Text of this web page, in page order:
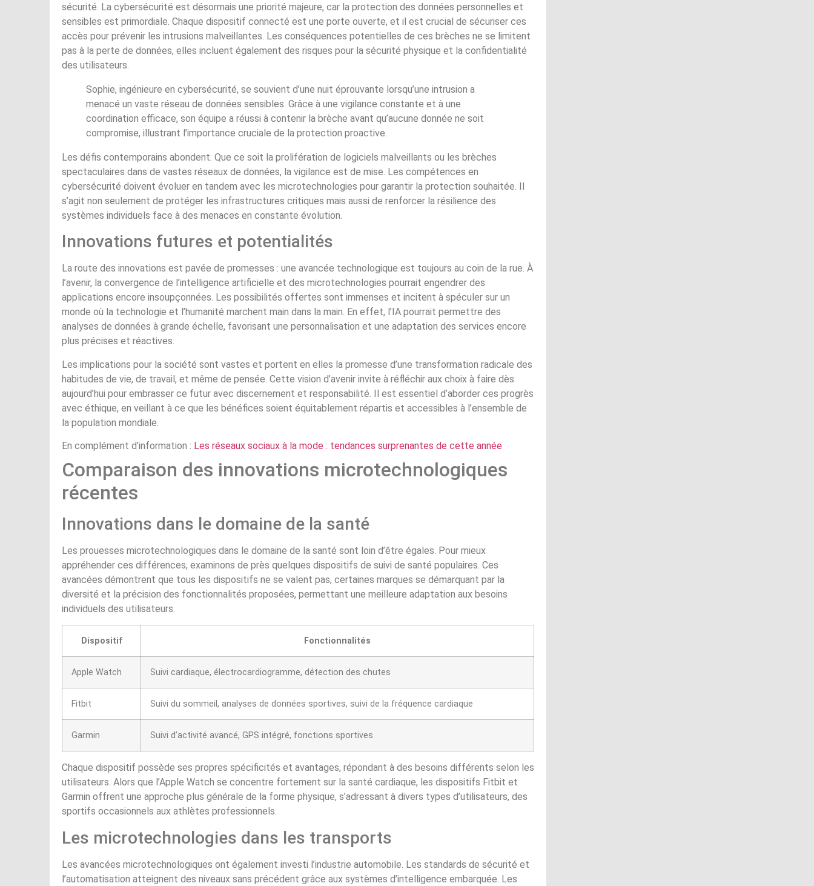
sécurité. La cybersécurité est désormais une priorité majeure, car la protection des données personnelles et
sensibles est primordiale. Chaque dispositif connecté est une porte ouverte, et il est crucial de sécuriser ces
accès pour prévenir les intrusions malveillantes. Les conséquences potentielles de ces brèches ne se limitent
pas à la perte de données, elles incluent également des risques pour la sécurité physique et la confidentialité
des utilisateurs.
Sophie, ingénieure en cybersécurité, se souvient d’une nuit éprouvante lorsqu’une intrusion a
menacé un vaste réseau de données sensibles. Grâce à une vigilance constante et à une
coordination efficace, son équipe a réussi à contenir la brèche avant qu’aucune donnée ne soit
compromise, illustrant l’importance cruciale de la protection proactive.
Les défis contemporains abondent. Que ce soit la prolifération de logiciels malveillants ou les brèches
spectaculaires dans de vastes réseaux de données, la vigilance est de mise. Les compétences en
cybersécurité doivent évoluer en tandem avec les microtechnologies pour garantir la protection souhaitée. Il
s’agit non seulement de protéger les infrastructures critiques mais aussi de renforcer la résilience des
systèmes individuels face à des menaces en constante évolution.
Innovations futures et potentialités
La route des innovations est pavée de promesses : une avancée technologique est toujours au coin de la rue. À
l’avenir, la convergence de l’intelligence artificielle et des microtechnologies pourrait engendrer des
applications encore insoupçonnées. Les possibilités offertes sont immenses et incitent à spéculer sur un
monde où la technologie et l’humanité marchent main dans la main. En effet, l’IA pourrait permettre des
analyses de données à grande échelle, favorisant une personnalisation et une adaptation des services encore
plus précises et réactives.
Les implications pour la société sont vastes et portent en elles la promesse d’une transformation radicale des
habitudes de vie, de travail, et même de pensée. Cette vision d’avenir invite à réfléchir aux choix à faire dès
aujourd’hui pour embrasser ce futur avec discernement et responsabilité. Il est essentiel d’aborder ces progrès
avec éthique, en veillant à ce que les bénéfices soient équitablement répartis et accessibles à l’ensemble de
la population mondiale.
En complément d’information : Les réseaux sociaux à la mode : tendances surprenantes de cette année
Comparaison des innovations microtechnologiques
récentes
Innovations dans le domaine de la santé
Les prouesses microtechnologiques dans le domaine de la santé sont loin d’être égales. Pour mieux
appréhender ces différences, examinons de près quelques dispositifs de suivi de santé populaires. Ces
avancées démontrent que tous les dispositifs ne se valent pas, certaines marques se démarquant par la
diversité et la précision des fonctionnalités proposées, permettant une meilleure adaptation aux besoins
individuels des utilisateurs.
Dispositif Fonctionnalités
Apple Watch Suivi cardiaque, électrocardiogramme, détection des chutes
Fitbit Suivi du sommeil, analyses de données sportives, suivi de la fréquence cardiaque
Garmin Suivi d’activité avancé, GPS intégré, fonctions sportives
Chaque dispositif possède ses propres spécificités et avantages, répondant à des besoins différents selon les
utilisateurs. Alors que l’Apple Watch se concentre fortement sur la santé cardiaque, les dispositifs Fitbit et
Garmin offrent une approche plus générale de la forme physique, s’adressant à divers types d’utilisateurs, des
sportifs occasionnels aux athlètes professionnels.
Les microtechnologies dans les transports
Les avancées microtechnologiques ont également investi l’industrie automobile. Les standards de sécurité et
l’automatisation atteignent des niveaux sans précédent grâce aux systèmes d’intelligence embarquée. Les